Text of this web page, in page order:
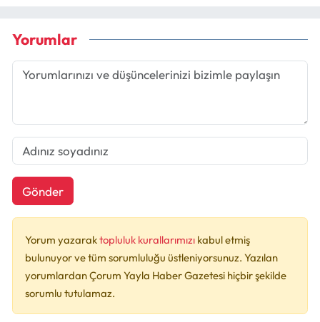
Yorumlar
Gönder
Yorum yazaraktopluluk kurallarımızı kabul etmiş
bulunuyor ve tüm sorumluluğu üstleniyorsunuz. Yazılan
yorumlardan Çorum Yayla Haber Gazetesi hiçbir şekilde
sorumlu tutulamaz.